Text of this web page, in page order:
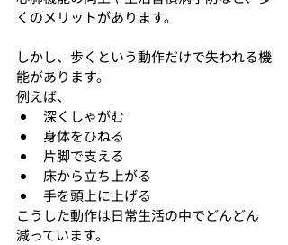
くのメリットがあります。
しかし、歩くという動作だけで失われる機
能があります。
例えば、
深くしゃがむ
身体をひねる
片脚で支える
床から立ち上がる
手を頭上に上げる
こうした動作は日常生活の中でどんどん
減っています。